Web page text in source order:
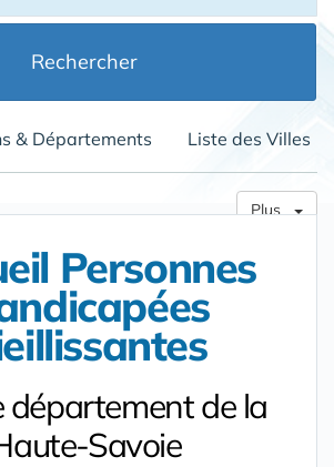
Rechercher
& Départements Liste des Villes
Plus
Personnes
département de la
Savoie